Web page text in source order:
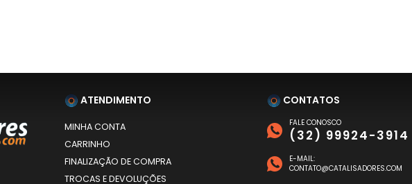
ATENDIMENTO
MINHA CONTA
CARRINHO
FINALIZAÇÃO DE COMPRA
TROCAS E DEVOLUÇÕES
CONTATOS
FALE CONOSCO
(32) 99924-3914
E-MAIL:
CONTATO@CATALISADORES.COM